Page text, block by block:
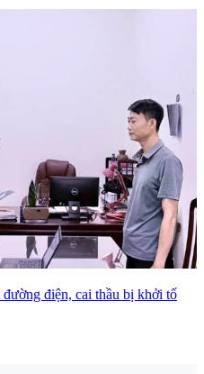
điện, cai thầu bị khởi tố